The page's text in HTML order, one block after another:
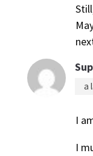
a
I
I